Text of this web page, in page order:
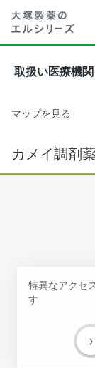
取扱い医療機
マップを見る
カメイ調剤
特異なアクセ
す
›